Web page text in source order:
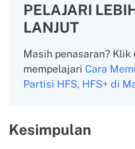
PELAJARI
LANJUT
Masih penasaran?
mempelajari Cara
Partisi HFS, HFS+ di
Kesimpulan